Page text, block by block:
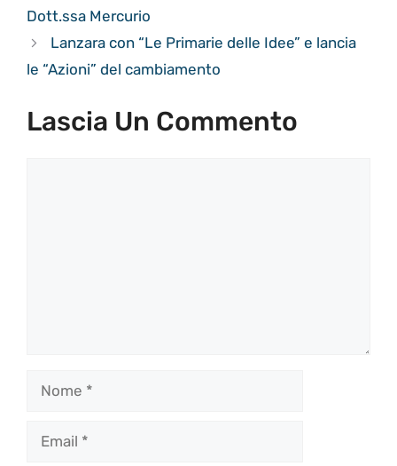
Dott.ssa Mercurio
Lanzara con “Le Primarie delle Idee” e lancia
le “Azioni” del cambiamento
Lascia Un Commento